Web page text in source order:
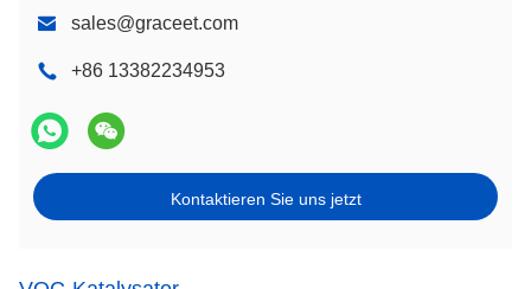
sales@graceet.com
+86 13382234953
Kontaktieren Sie uns jetzt